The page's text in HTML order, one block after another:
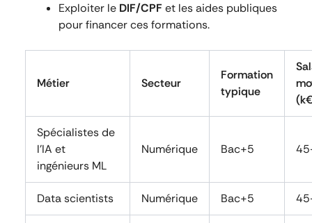
Exploiter le DIF/CPF et les aides publiques
pour financer ces formations.
Métier Secteur
Formation
typique
Spécialistes de
l’IA et
ingénieurs ML
Numérique Bac+5
Data scientists Numérique Bac+5